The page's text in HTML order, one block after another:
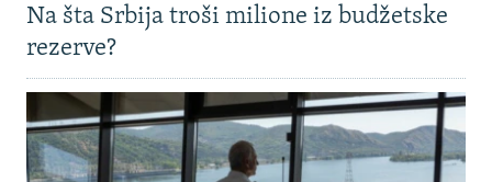
Na šta Srbija troši milione iz budžetske
rezerve?